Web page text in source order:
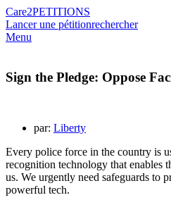
Care2PETITIONS
Lancer une pétitionrechercher
Menu
Sign the Pledge: Oppose
par: Liberty
Every police force in the country is
recognition technology that enables
us. We urgently need safeguards to
powerful tech.